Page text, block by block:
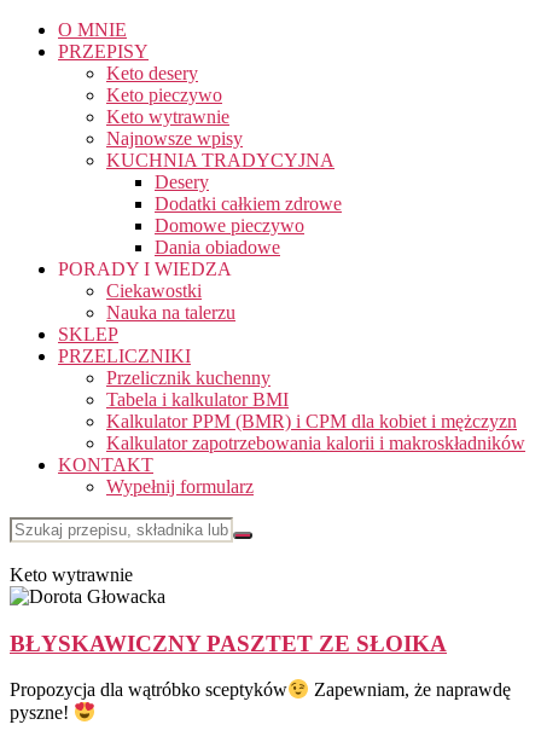
O MNIE
PRZEPISY
Keto desery
Keto pieczywo
Keto wytrawnie
Najnowsze wpisy
KUCHNIA TRADYCYJNA
Desery
Dodatki całkiem zdrowe
Domowe pieczywo
Dania obiadowe
PORADY I WIEDZA
Ciekawostki
Nauka na talerzu
SKLEP
PRZELICZNIKI
Przelicznik kuchenny
Tabela i kalkulator BMI
Kalkulator PPM (BMR) i CPM dla kobiet i mężczyzn
Kalkulator zapotrzebowania kalorii i makroskładników
KONTAKT
Wypełnij formularz
Keto wytrawnie
BŁYSKAWICZNY PASZTET ZE SŁOIKA
Propozycja dla wątróbko sceptyków
Zapewniam, że naprawdę
pyszne!